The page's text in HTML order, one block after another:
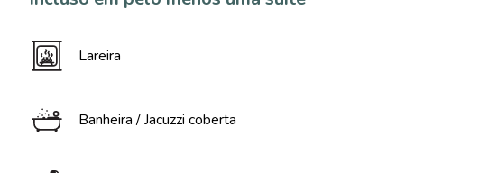
Lareira
Banheira / Jacuzzi coberta